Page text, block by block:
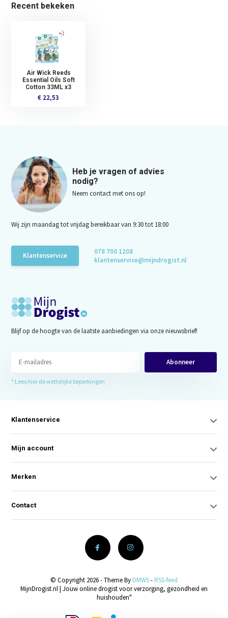
Recent bekeken
Air Wick Reeds
Essential Oils Soft
Cotton 33ML x3
€ 22,53
Heb je vragen of advies
nodig?
Neem contact met ons op!
Wij zijn maandag tot vrijdag bereikbaar van 9:30 tot 18:00
Klantenservice
078 700 1208
klantenservice@mijndrogist.nl
Blijf op de hoogte van de laatste aanbiedingen via onze nieuwsbrief!
Abonneer
* Lees hier de wettelijke beperkingen
Klantenservice
Mijn account
Merken
Contact
© Copyright 2026 - Theme By DMWS- RSS-feed
MijnDrogist.nl | Jouw online drogist voor verzorging, gezondheid en
huishouden"